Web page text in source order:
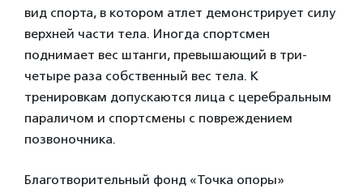
вид спорта, в котором атлет демонстрирует силу
верхней части тела. Иногда спортсмен
поднимает вес штанги, превышающий в три-
четыре раза собственный вес тела. К
тренировкам допускаются лица с церебральным
параличом и спортсмены с повреждением
позвоночника.
Благотворительный фонд «Точка опоры»